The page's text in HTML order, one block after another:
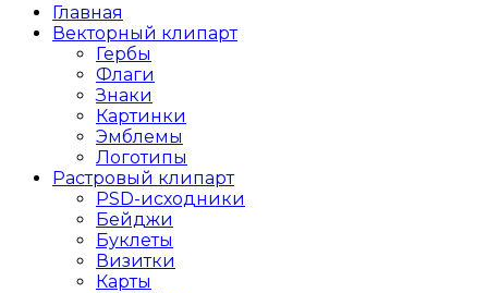
Главная
Векторный клипарт
Гербы
Флаги
Знаки
Картинки
Эмблемы
Логотипы
Растровый клипарт
PSD-исходники
Бейджи
Буклеты
Визитки
Карты